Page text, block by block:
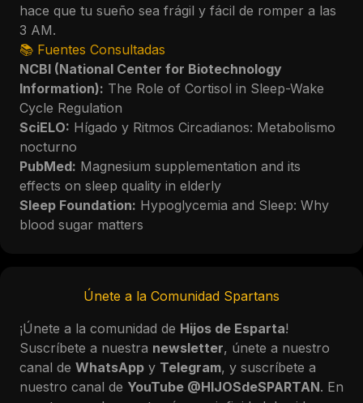
hace que tu sueño sea frágil y fácil de romper a las
3 AM.
📚 Fuentes Consultadas
NCBI (National Center for Biotechnology
Information): The Role of Cortisol in Sleep-Wake
Cycle Regulation
SciELO: Hígado y Ritmos Circadianos: Metabolismo
nocturno
PubMed: Magnesium supplementation and its
effects on sleep quality in elderly
Sleep Foundation: Hypoglycemia and Sleep: Why
blood sugar matters
Únete a la Comunidad Spartans
¡Únete a la comunidad de Hijos de Esparta!
Suscríbete a nuestra newsletter, únete a nuestro
canal de WhatsApp y Telegram, y suscríbete a
nuestro canal de YouTube @HIJOSdeSPARTAN. En